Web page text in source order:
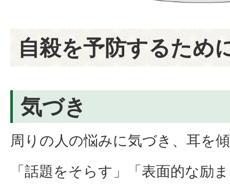
自殺を予防するため
気づき
周りの人の悩みに気づき、耳を
「話題をそらす」「表面的な励